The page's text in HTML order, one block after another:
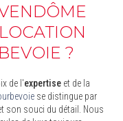
?
de l'expertise et de la
se distingue par
son souci du détail. Nous